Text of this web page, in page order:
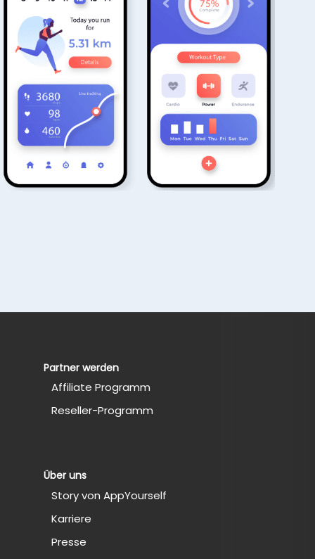
Partner werden
Affiliate Programm
Reseller-Programm
Über uns
Story von AppYourself
Karriere
Presse